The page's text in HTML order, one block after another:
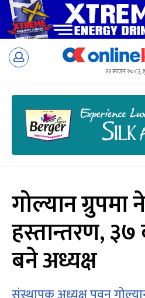
Skip
२२ साउन २०८३,
गोल्यान ग्रुपमा
हस्तान्तरण, ३७
बने अध्यक्ष